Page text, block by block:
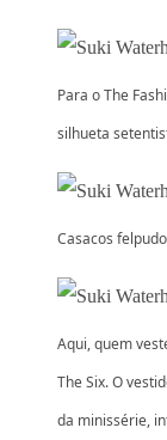
Para o The
silhueta
Casacos
Aqui, quem
The Six. O
da minissérie,